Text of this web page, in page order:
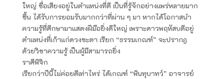
ใหญ่ ชื่อเสียงอยู่ในตำแหน่งที่ดี เป็นที่รู้จักอย่างแพร่หลายมาก
ขึ้น ได้รับการยอมรับมากกว่าที่ผ่าน ๆ มา หากได้โอกาสนำ
ความรู้ที่ศึกษามาแสดงฝีมือยิ่งดีใหญ่ เพราะดาวพฤหัสบดีอยู่
ตำแหน่งที่เก้าแก่ดวงชะตา เรียก “ธรรมเกณฑ์” จะปรากฎ
ด้วยวิชาความรู้ เป็นผู้มีสามารถยิ่ง
ราศีพิจิก
เรียกว่าปีนี้ไม่ค่อยดีเท่าไหร่ ได้เกณฑ์ “พินทุบาทว์” อาจารย์